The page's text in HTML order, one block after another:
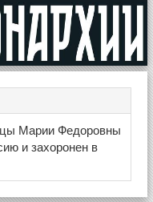
Марии Федоровны
и захоронен в